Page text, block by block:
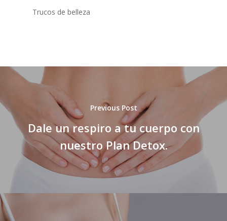
Trucos de belleza
Previous Post
Dale un respiro a tu cuerpo con
nuestro Plan Detox.